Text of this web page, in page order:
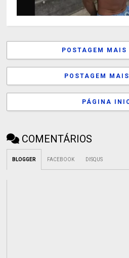
POSTAGEM MAIS
POSTAGEM
PÁGINA
COMENTÁRIOS
BLOGGER FACEBOOK DISQUS